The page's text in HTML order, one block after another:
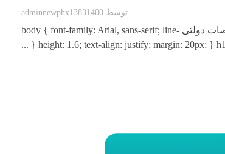
توسط adminnewphx13831400
راهنمای کامل مشارکت در مناقصات دولتی body { font-family: Arial, sans-serif; line-
height: 1.6; text-align: justify; margin: 20px; } h1 { ...